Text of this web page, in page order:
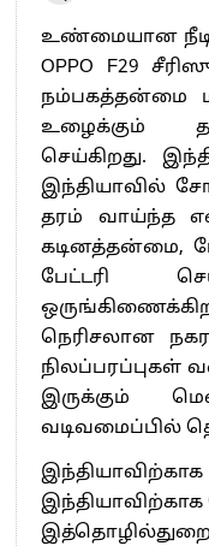
உண்மையான
OPPO F29
நம்பகத்தன்மை
உழைக்கும்
செய்கிறது.
இந்தியாவில்
தரம் வாய்ந்த
கடினத்தன்மை,
பேட்டரி
நெரிசலான
நிலப்பரப்புகள்
இருக்கும்
வடிவமைப்பில்
இந்தியாவிற்காக